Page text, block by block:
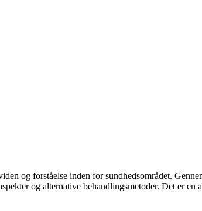
og forståelse inden for sundhedsområdet.
og alternative behandlingsmetoder. Det er